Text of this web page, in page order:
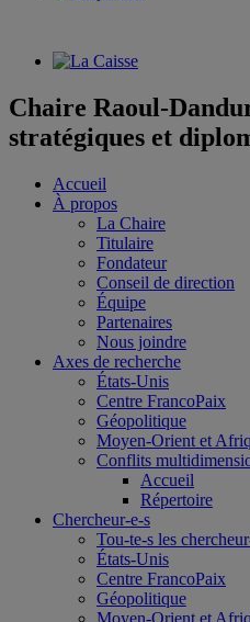
Chaire Raoul-
stratégiques et
Accueil
À propos
La Chaire
Titulaire
Fondateur
Conseil de direction
Équipe
Partenaires
Nous joindre
Axes de recherche
États-Unis
Centre FrancoPaix
Géopolitique
Moyen-Orient et
Conflits
Accueil
Répertoire
Chercheur-e-s
Tou-te-s les
États-Unis
Centre FrancoPaix
Géopolitique
Moyen-Orient et